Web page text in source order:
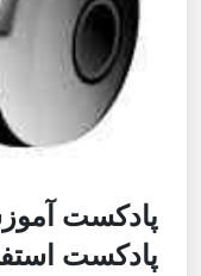
پادکست
پادکست